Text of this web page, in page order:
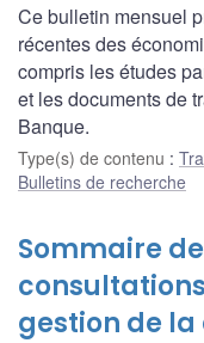
Ce bulletin mensuel
récentes des
compris les études
et les documents de
Banque.
Type(s) de contenu :
Bulletins de recherche
Sommaire
gestion de la